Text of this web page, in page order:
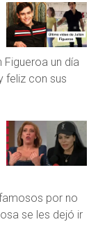
un día
feliz con sus
por no
se les dejó ir